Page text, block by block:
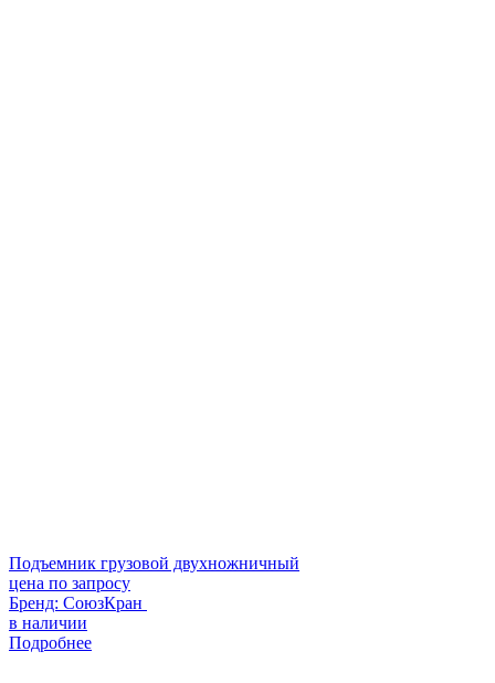
Подъемник грузовой двухножничный
цена по запросу
Бренд: СоюзКран
в наличии
Подробнее